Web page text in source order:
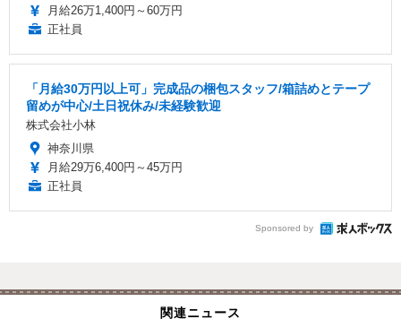
月給26万1,400円～60万円
正社員
「月給30万円以上可」完成品の梱包スタッフ/箱詰めとテープ
留めが中心/土日祝休み/未経験歓迎
株式会社小林
神奈川県
月給29万6,400円～45万円
正社員
Sponsored by
関連ニュース